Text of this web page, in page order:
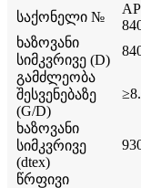
საქონელი №
ხაზოვანი
სიმკვრივე (D)
გამძლეობა
შესვენებაზე
(G/D)
ხაზოვანი
სიმკვრივე
(dtex)
წრფივი